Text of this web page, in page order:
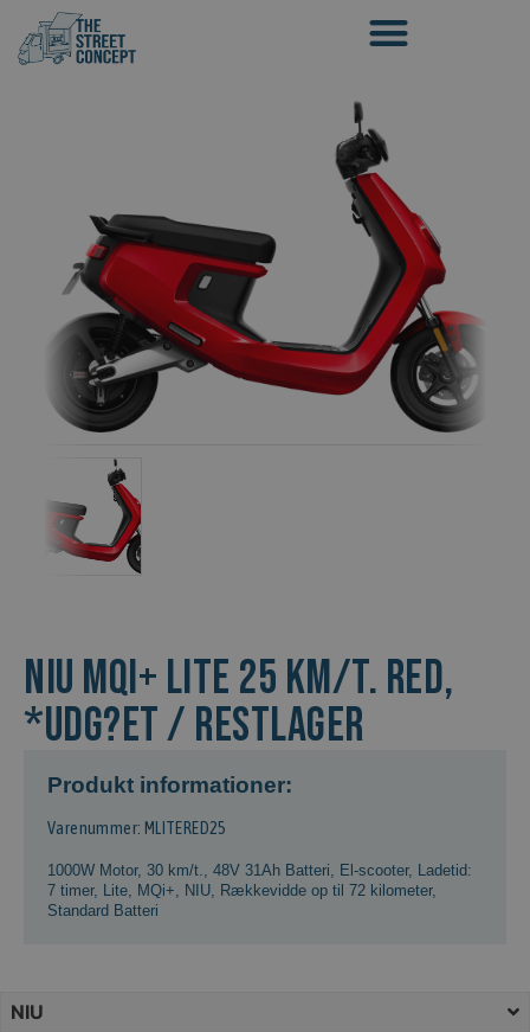
NIU MQi+ Lite 25 km/t. Red,
*Udg?et / Restlager
Produkt informationer:
Varenummer: MLITERED25
1000W Motor, 30 km/t. 48V 31Ah Batteri El-scooter, Ladetid:
7 timer, Lite MQi+ NIU Rækkevidde op til 72 kilometer,
Standard Batteri
NIU